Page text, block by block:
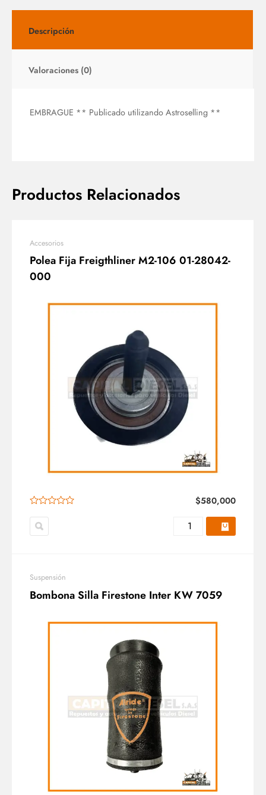
Descripción
Valoraciones (0)
EMBRAGUE ** Publicado utilizando Astroselling **
Productos Relacionados
Accesorios
Polea Fija Freigthliner M2-106 01-28042-
000
$580,000
Suspensión
Bombona Silla Firestone Inter KW 7059